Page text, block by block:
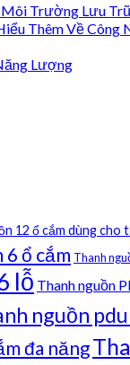
Môi Trường Lưu
Thêm Về Công
Lượng
12 ổ cắm dùng cho
ổ cắm Thanh
lỗ Thanh nguồn
nguồn
đa năng